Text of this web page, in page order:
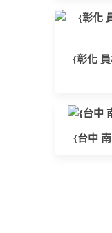
{彰化
{台中